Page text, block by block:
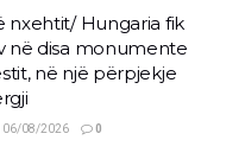
nxehtit/ Hungaria fik
në disa monumente
në një përpjekje
06/08/2026 0